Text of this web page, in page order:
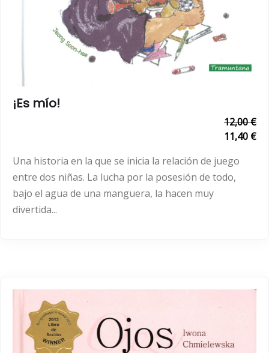
¡Es mío!
12,00 €
11,40 €
Una historia en la que se inicia la relación de juego
entre dos niñas. La lucha por la posesión de todo,
bajo el agua de una manguera, la hacen muy
divertida...